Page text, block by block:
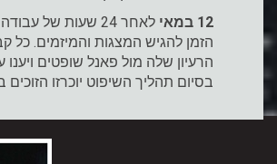
12 במאי
לאחר 24 שעות של
הזמן להגיש המצגות והמיזמים. כל
הרעיון שלה מול פאנל שופטים ויענו
בסיום תהליך השיפוט יוכרזו הזוכים